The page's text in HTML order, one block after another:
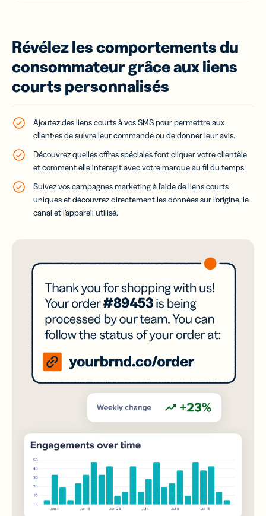
Révélez les comportements du
consommateur grâce aux liens
courts personnalisés
Ajoutez desliens courtsà vos SMS pour permettre aux
client·es de suivre leur commande ou de donner leur avis.
Découvrez quelles offres spéciales font cliquer votre clientèle
et comment elle interagit avec votre marque au fil du temps.
Suivez vos campagnes marketing à l’aide de liens courts
uniques et découvrez directement les données sur l’origine, le
canal et l’appareil utilisé.